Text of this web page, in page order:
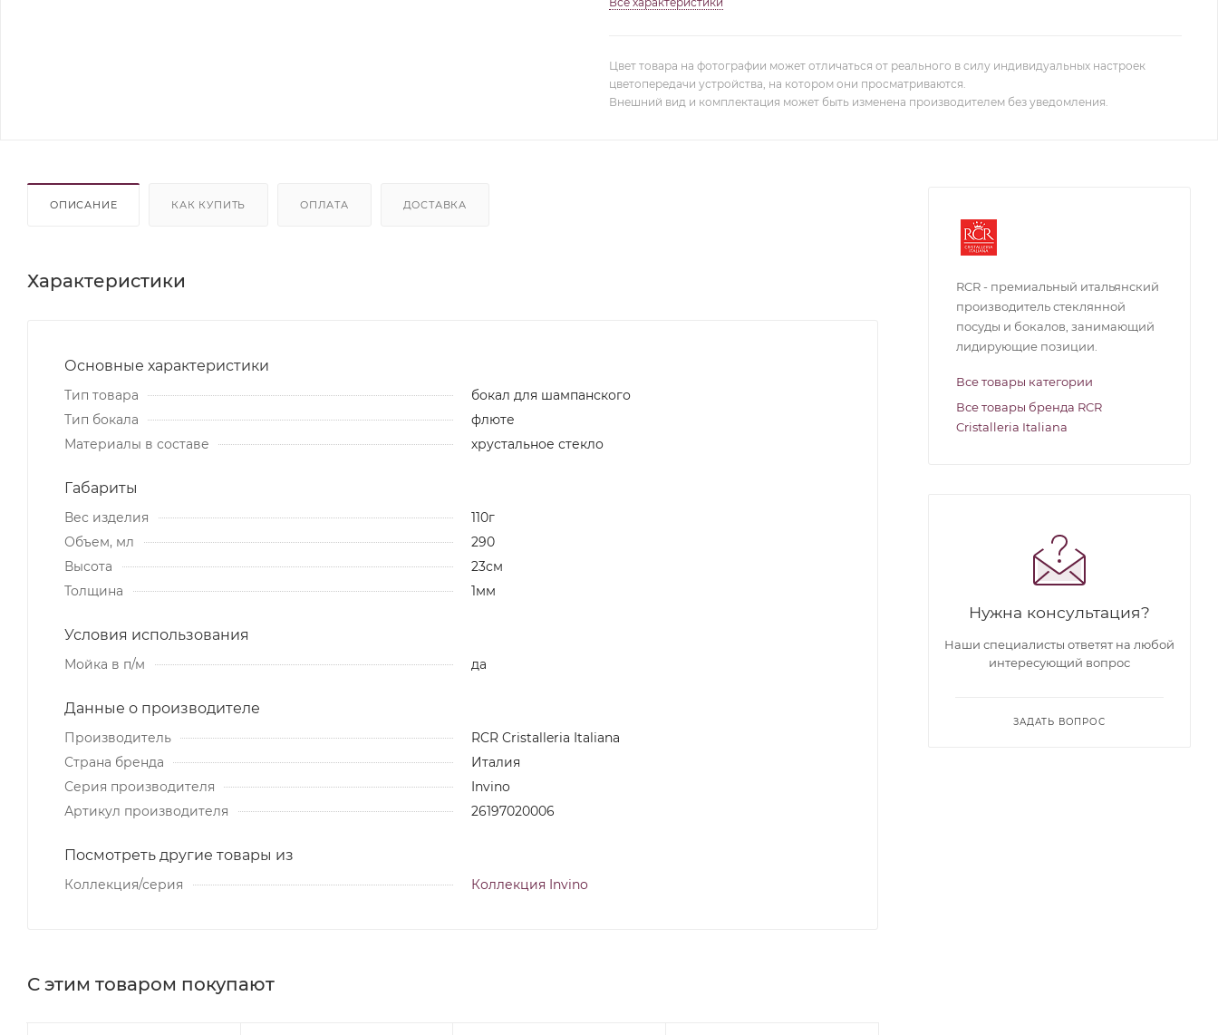
Цвет товара на фотографии может отличаться от реального в силу индивидуальных настроек
цветопередачи устройства, на котором они просматриваются.
Внешний вид и комплектация может быть изменена производителем без уведомления.
ОПИСАНИЕ КАК КУПИТЬ ОПЛАТА ДОСТАВКА
Характеристики
Основные характеристики
Тип товара
бокал для шампанского
Тип бокала
флюте
Материалы в составе
хрустальное стекло
Габариты
Вес изделия
110г
Объем, мл
290
Высота
23см
Толщина
1мм
Условия использования
Мойка в п/м да
Данные о производителе
Производитель
RCR Cristalleria Italiana
Страна бренда
Италия
Серия производителя
Invino
Артикул производителя
26197020006
Посмотреть другие товары из
Коллекция/серия Коллекция Invino
С этим товаром покупают
RCR - премиальный итальянский
производитель стеклянной
посуды и бокалов, занимающий
лидирующие позиции.
Все товары категории
Все товары бренда RCR
Cristalleria Italiana
Нужна консультация?
Наши специалисты ответят на любой
интересующий вопрос
ЗАДАТЬ ВОПРОС